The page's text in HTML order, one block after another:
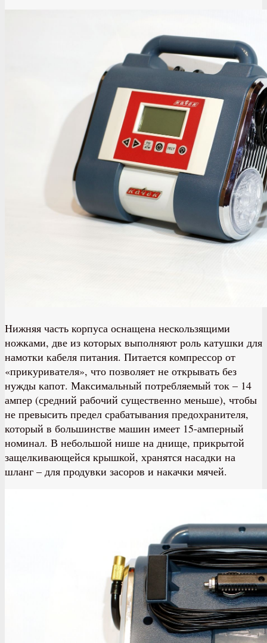
Нижняя часть корпуса оснащена нескользящими
ножками, две из которых выполняют роль катушки для
намотки кабеля питания. Питается компрессор от
«прикуривателя», что позволяет не открывать без
нужды капот. Максимальный потребляемый ток – 14
ампер (средний рабочий существенно меньше), чтобы
не превысить предел срабатывания предохранителя,
который в большинстве машин имеет 15-амперный
номинал. В небольшой нише на днище, прикрытой
защелкивающейся крышкой, хранятся насадки на
шланг – для продувки засоров и накачки мячей.